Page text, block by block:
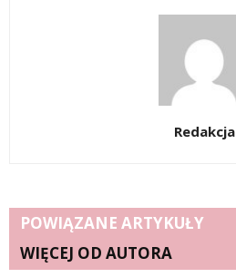
Redakcja
POWIĄZANE ARTYKUŁY
WIĘCEJ OD AUTORA